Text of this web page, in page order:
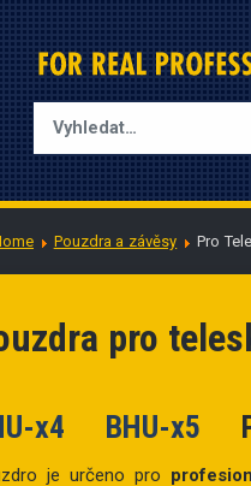
Type 2 or more
Pouzdra a závěsy Pro
pro
x4 BHU-x5
je určeno pro